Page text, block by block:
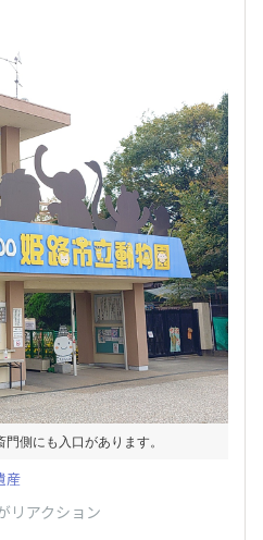
側にも入口があります。
産
リアクション